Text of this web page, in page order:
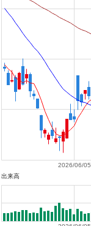
2026/06/05
出来高